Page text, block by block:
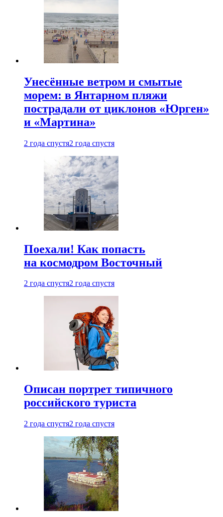
Унесённые ветром и смытые
морем: в Янтарном пляжи
пострадали от циклонов «Юрген»
и «Мартина»
2 года спустя2 года спустя
Поехали! Как попасть
на космодром Восточный
2 года спустя2 года спустя
Описан портрет типичного
российского туриста
2 года спустя2 года спустя